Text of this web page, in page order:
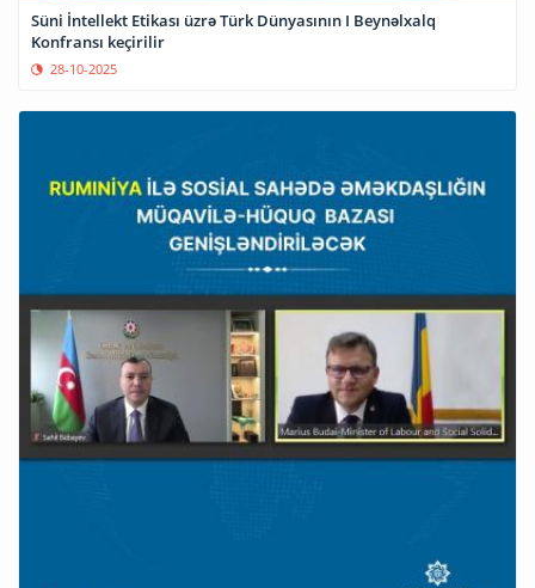
Süni İntellekt Etikası üzrə Türk Dünyasının I Beynəlxalq
Konfransı keçirilir
28-10-2025